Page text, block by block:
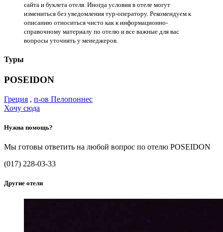
сайта и буклета отеля. Иногда условия в отеле могут
измениться без уведомления тур-оператору. Рекомендуем к
описанию относиться чисто как к информационно-
справочному материалу по отелю и все важные для вас
вопросы уточнять у менеджеров.
Туры
POSEIDON
Греция , п-ов Пелопоннес
Хочу сюда
Нужна помощь?
Мы готовы ответить на любой вопрос по отелю POSEIDON
(017) 228-03-33
Другие отели